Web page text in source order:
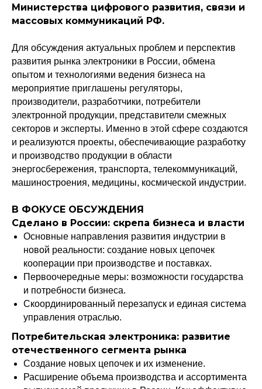
Министерства цифрового развития, связи и
массовых коммуникаций РФ.
Для обсуждения актуальных проблем и перспектив
развития рынка электроники в России, обмена
опытом и технологиями ведения бизнеса на
мероприятие приглашены регуляторы,
производители, разработчики, потребители
электронной продукции, представители смежных
секторов и эксперты. Именно в этой сфере создаются
и реализуются проекты, обеспечивающие разработку
и производство продукции в области
энергосбережения, транспорта, телекоммуникаций,
машиностроения, медицины, космической индустрии.
В ФОКУСЕ ОБСУЖДЕНИЯ
Сделано в России: скрепа бизнеса и власти
Основные направления развития индустрии в
новой реальности: создание новых цепочек
кооперации при производстве и поставках.
Первоочередные меры: возможности государства
и потребности бизнеса.
Скоординированный перезапуск и единая система
управления отраслью.
Потребительская электроника: развитие
отечественного сегмента рынка
Создание новых цепочек и их изменение.
Расширение объема производства и ассортимента